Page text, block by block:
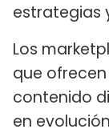
estrategias
Los
que
contenido
en